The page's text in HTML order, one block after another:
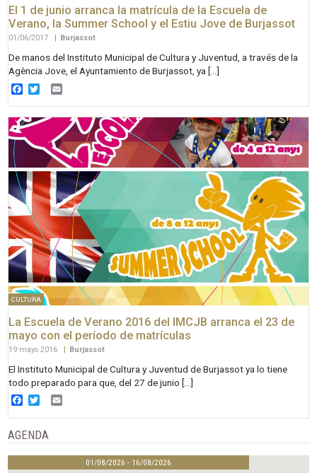
El 1 de junio arranca la matrícula de la Escuela de
Verano, la Summer School y el Estiu Jove de Burjassot
01/06/2017 Burjassot
De manos del Instituto Municipal de Cultura y Juventud, a través de la
Agència Jove, el Ayuntamiento de Burjassot, ya […]
Facebook
Twitter
CULTURA
La Escuela de Verano 2016 del IMCJB arranca el 23 de
mayo con el período de matrículas
19 mayo 2016 | Burjassot
El Instituto Municipal de Cultura y Juventud de Burjassot ya lo tiene
todo preparado para que, del 27 de junio […]
Facebook
Twitter
AGENDA
01/08/2026 - 16/08/2026